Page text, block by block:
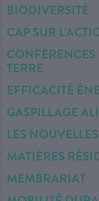
BIODIVERSITÉ
CAP SUR
TERRE
EFFICACITÉ
GASPILLAGE
LES NOUVELLES
MATIÈRES
MEMBRARIAT